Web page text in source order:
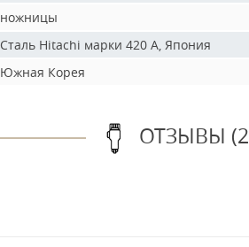
ножницы
Сталь Hitachi марки 420 А, Япония
Южная Корея
ОТЗЫВЫ